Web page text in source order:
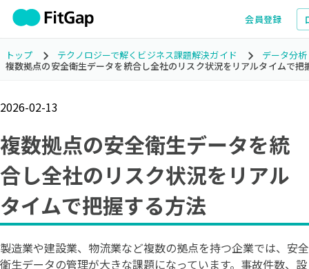
会員登録
トップ テクノロジーで解くビジネス課題解決ガイド
データ分
複数拠点の安全衛生データを統合し全社のリスク状況をリアルタイムで把
2026-02-13
複数拠点の安全衛生データを統
合し全社のリスク状況をリアル
タイムで把握する方法
製造業や建設業、物流業など複数の拠点を持つ企業では、安全
衛生データの管理が大きな課題になっています。事故件数、設